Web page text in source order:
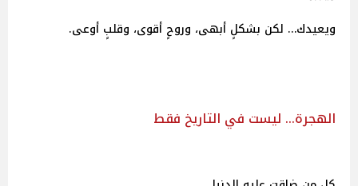
ويعيدك… لكن بشكلٍ أبهى، وروحٍ أقوى، وقلبٍ أوعى.
الهجرة… ليست في التاريخ فقط